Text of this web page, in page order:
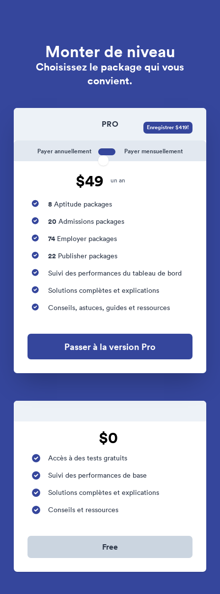
Monter de niveau
Choisissez le package qui vous
convient.
PRO
Payer annuellement Payer mensuellement
$49 un an
Enregistrer $419!
8 Aptitude packages
20 Admissions packages
74Employer packages
22 Publisher packages
Suivi des performances du tableau de bord
Solutions complètes et explications
Conseils, astuces, guides et ressources
Passer à la version Pro
$0
Accès à des tests gratuits
Suivi des performances de base
Solutions complètes et explications
Conseils et ressources
Free